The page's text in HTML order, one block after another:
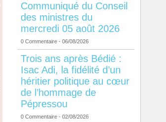
Communiqué du Conseil
des ministres du
mercredi 05 août 2026
0 Commentaire - 06/08/2026
Trois ans après Bédié :
Isac Adi, la fidélité d’un
héritier politique au cœur
de l’hommage de
Pépressou
0 Commentaire - 02/08/2026